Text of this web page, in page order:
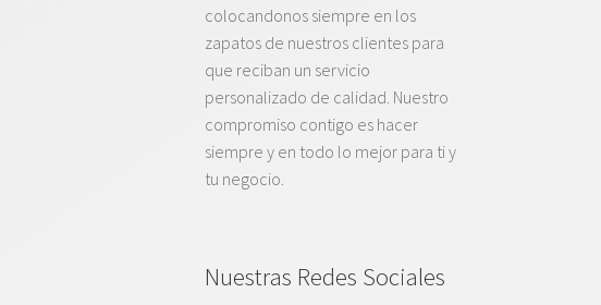
colocandonos siempre en los
zapatos de nuestros clientes para
que reciban un servicio
personalizado de calidad. Nuestro
compromiso contigo es hacer
siempre y en todo lo mejor para ti y
tu negocio.
Nuestras Redes Sociales